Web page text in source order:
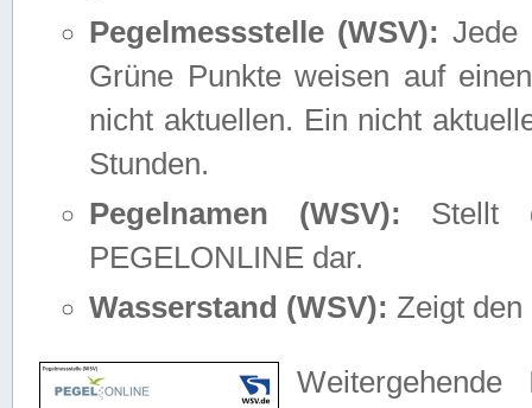
Pegelmessstelle (WSV): Jede
Grüne Punkte weisen auf
nicht aktuellen. Ein nicht
Stunden.
Pegelnamen (WSV): Stellt
PEGELONLINE dar.
Wasserstand (WSV): Zeigt den